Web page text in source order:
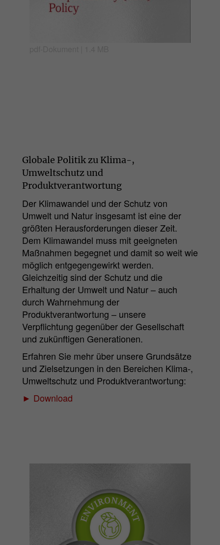
Globale Politik zu Klima-,
Umweltschutz und
Produktverantwortung
Der Klimawandel und der Schutz von
Umwelt und Natur insgesamt ist eine der
größten Herausforderungen dieser Zeit.
Dem Klimawandel muss mit geeigneten
Maßnahmen begegnet und damit so weit wie
möglich entgegengewirkt werden.
Gleichzeitig sind der Schutz und die
Erhaltung der Umwelt und Natur – auch
durch Wahrnehmung der
Produktverantwortung – unsere
Verpflichtung gegenüber der Gesellschaft
und zukünftigen Generationen.
Erfahren Sie mehr über unsere Grundsätze
und Zielsetzungen in den Bereichen Klima-,
Umweltschutz und Produktverantwortung:
► Download